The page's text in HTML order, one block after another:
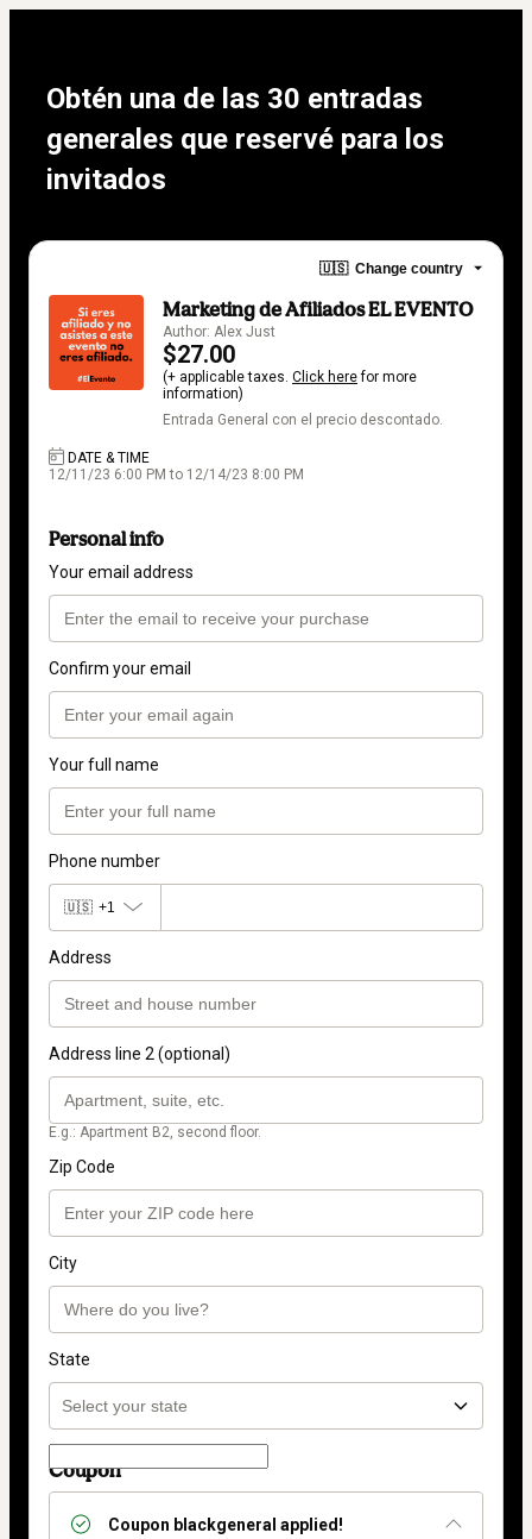
Obtén una de las 30 entradas
generales que reservé para los
invitados
🇺🇸 Change country
Marketing de Afiliados EL EVENTO
Author: Alex Just
$27.00
(+ applicable taxes. Click herefor more
information)
Entrada General con el precio descontado.
DATE & TIME
12/11/23 6:00 PM to 12/14/23 8:00 PM
Personal info
Your email address
Confirm your email
Your full name
Phone number
🇺🇸 +1
Address
Address line 2 (optional)
E.g.: Apartment B2, second floor.
Zip Code
City
State
Coupon
Coupon blackgeneral applied!